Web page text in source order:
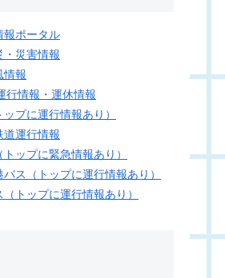
報ポータル
・災害情報
情報
行情報・運休情報
プに運行情報あり）
道運行情報
ップに緊急情報あり）
バス（トップに運行情報あり）
トップに運行情報あり）